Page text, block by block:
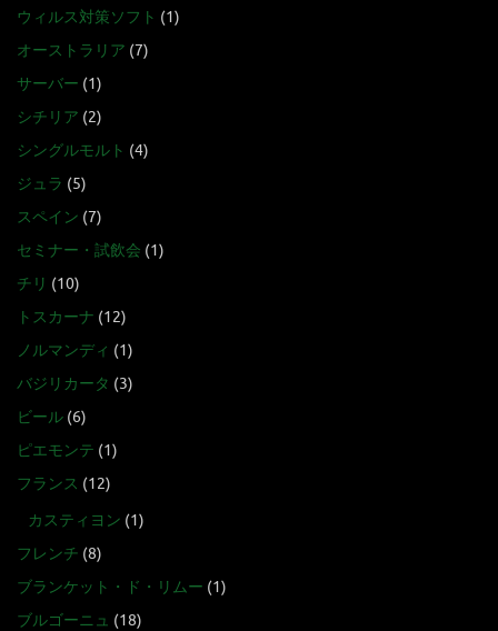
ウィルス対策ソフト (1)
オーストラリア (7)
サーバー (1)
シチリア (2)
シングルモルト (4)
ジュラ (5)
スペイン (7)
セミナー・試飲会 (1)
チリ (10)
トスカーナ (12)
ノルマンディ (1)
バジリカータ (3)
ビール (6)
ピエモンテ (1)
フランス (12)
カスティヨン (1)
フレンチ (8)
ブランケット・ド・リムー (1)
ブルゴーニュ (18)